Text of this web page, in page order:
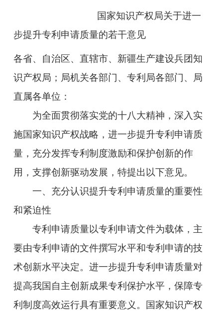
国家知识产权局关于进一
步提升专利申请质量的若干意见
各省、自治区、直辖市、新疆生产建设兵团知
识产权局；局机关各部门、专利局各部门、局
直属各单位：
为全面贯彻落实党的十八大精神，深入实
施国家知识产权战略，进一步提升专利申请质
量，充分发挥专利制度激励和保护创新的作
用，支撑创新驱动发展，特提出以下意见。
一、充分认识提升专利申请质量的重要性
和紧迫性
专利申请质量以专利申请文件为载体，主
要由专利申请的文件撰写水平和专利申请的技
术创新水平决定。进一步提升专利申请质量对
提高我国自主创新成果专利保护水平，保障专
利制度高效运行具有重要意义。国家知识产权